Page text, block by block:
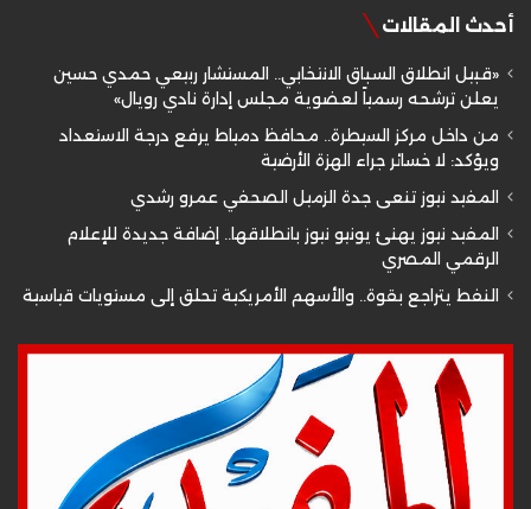
أحدث المقالات
«قبيل انطلاق السباق الانتخابي.. المستشار ربيعي حمدي حسين
يعلن ترشحه رسمياً لعضوية مجلس إدارة نادي رويال»
من داخل مركز السيطرة.. محافظ دمياط يرفع درجة الاستعداد
ويؤكد: لا خسائر جراء الهزة الأرضية
المفيد نيوز تنعى جدة الزميل الصحفي عمرو رشدي
المفيد نيوز يهنئ يونيو نيوز بانطلاقها.. إضافة جديدة للإعلام
الرقمي المصري
النفط يتراجع بقوة.. والأسهم الأمريكية تحلق إلى مستويات قياسية